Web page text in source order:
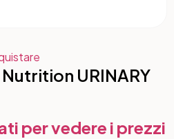
URINARY
per vedere i prezzi